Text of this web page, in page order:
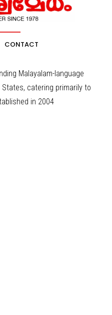
CONTACT
Malayalam-language
catering primarily to
in 2004